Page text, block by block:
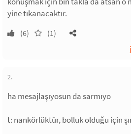
yine tıkanacaktır.
(6) (1)
2.
ha mesajlaşıyosun da sarmıyo
t: nankörlüktür, bolluk olduğu için